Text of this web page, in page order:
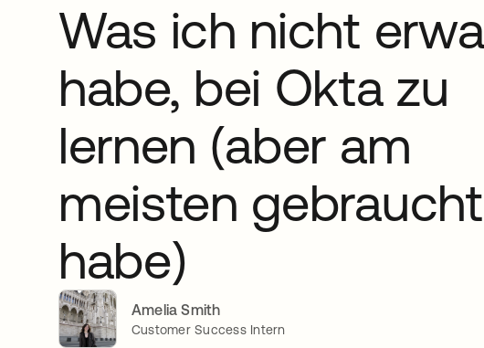
Was ich nicht
habe, bei Okta zu
lernen (aber am
meisten gebraucht
habe)
Amelia Smith
Customer Success Intern